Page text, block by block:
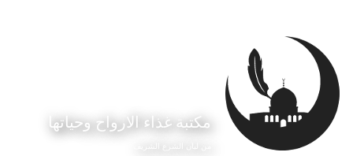
مكتبة غذاء الارواح وحياتها